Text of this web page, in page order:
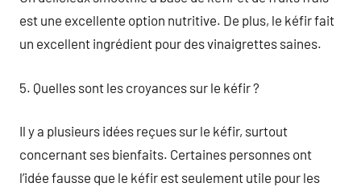
est une excellente option nutritive. De plus, le kéfir fait
un excellent ingrédient pour des vinaigrettes saines.
5. Quelles sont les croyances sur le kéfir ?
Il y a plusieurs idées reçues sur le kéfir, surtout
concernant ses bienfaits. Certaines personnes ont
l’idée fausse que le kéfir est seulement utile pour les